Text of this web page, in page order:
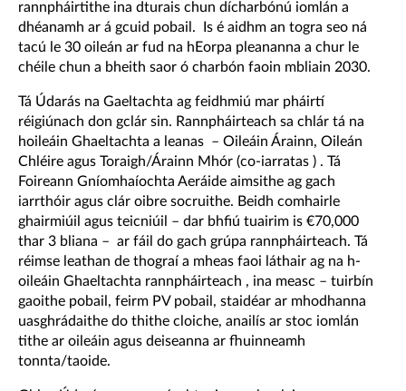
rannpháirtithe ina dturais chun dícharbónú iomlán a
dhéanamh ar á gcuid pobail. Is é aidhm an togra seo ná
tacú le 30 oileán ar fud na hEorpa pleananna a chur le
chéile chun a bheith saor ó charbón faoin mbliain 2030.
Tá Údarás na Gaeltachta ag feidhmiú mar pháirtí
réigiúnach don gclár sin. Rannpháirteach sa chlár tá na
hoileáin Ghaeltachta a leanas – Oileáin Árainn, Oileán
Chléire agus Toraigh/Árainn Mhór (co-iarratas ) . Tá
Foireann Gníomhaíochta Aeráide aimsithe ag gach
iarrthóir agus clár oibre socruithe. Beidh comhairle
ghairmiúil agus teicniúil – dar bhfiú tuairim is €70,000
thar 3 bliana – ar fáil do gach grúpa rannpháirteach. Tá
réimse leathan de thograí a mheas faoi láthair ag na h-
oileáin Ghaeltachta rannpháirteach , ina measc – tuirbín
gaoithe pobail, feirm PV pobail, staidéar ar mhodhanna
uasghrádaithe do thithe cloiche, anailís ar stoc iomlán
tithe ar oileáin agus deiseanna ar fhuinneamh
tonnta/taoide.